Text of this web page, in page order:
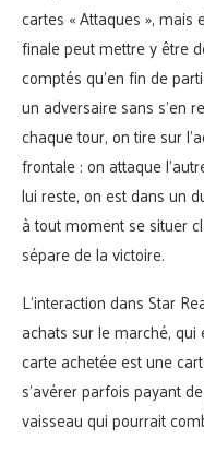
cartes « Attaques », mais
finale peut mettre y être
comptés qu’en fin de
un adversaire sans s’en
chaque tour, on tire sur
frontale : on attaque
lui reste, on est dans un
à tout moment se situer
sépare de la victoire.
L’interaction dans Star
achats sur le marché,
carte achetée est une
s’avérer parfois payant
vaisseau qui pourrait